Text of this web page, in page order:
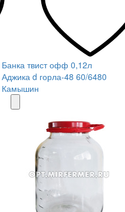
Банка твист офф 0,12л
Аджика d горла-48 60/6480
Камышин